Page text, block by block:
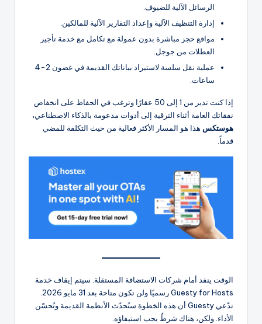
الرسائل الآلية للضيوف.
إدارة التنظيف الآلية وإعداد التقارير الآلية للمالكين.
مواقع حجز مباشرة بدون عمولة مع تكامل مع خدمة تأجير
العطلات من جوجل.
عملية نقل سلسة لاستيراد بياناتك القديمة في غضون 2-4
ساعات.
إذا كنت تدير من 1 إلى 50 عقارًا وترغب في الحفاظ على انخفاض
نفقاتك العامة أثناء الترقية إلى أدوات مدعومة بالذكاء الاصطناعي،
هوستكس هذا هو المسار الأكثر فعالية من حيث التكلفة للمضي
قدماً.
الوقت ينفد أمام شركات الاستضافة المستقلة. سيتم إيقاف خدمة
Guesty for Hosts رسميًا ولن تكون متاحة بعد 31 مايو 2026.
تدّعي Guesty أن هذه الخطوة ستُحدّث الأنظمة القديمة وتُحسّن
الأداء. ولكن، هناك شرطٌ يجب استيفاؤه.